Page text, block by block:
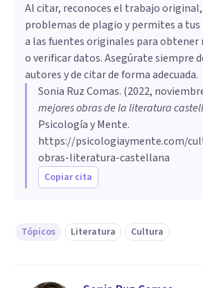
Al citar, reconoces el trabajo
problemas de plagio y permites a
a las fuentes originales para
o verificar datos. Asegúrate siempre
autores y de citar de forma adecuada.
Sonia Ruz Comas. (2022,
mejores obras de la literatura
Psicología y Mente.
https://psicologiaymente.com/
obras-literatura-castellana
Copiar cita
Tópicos Literatura Cultura